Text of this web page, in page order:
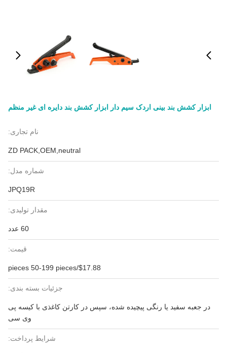
ابزار کشش بند بینی اردک سیم دار ابزار کشش بند دایره ای غیر منظم
نام تجاری:
ZD PACK,OEM,neutral
شماره مدل:
JPQ19R
مقدار تولیدی:
60 عدد
قیمت:
$17.88/pieces 50-199 pieces
جزئیات بسته بندی:
در جعبه سفید یا رنگی پیچیده شده، سپس در کارتن کاغذی با کیسه پی
وی سی
شرایط پرداخت: